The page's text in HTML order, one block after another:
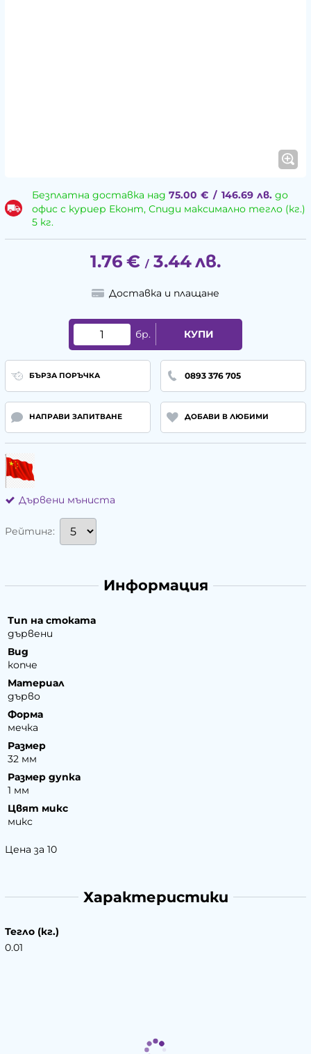
Безплатна доставка над 75.00 € / 146.69 лв.до
офис с куриер Еконт, Спиди максимално тегло (кг.)
5 кг.
1.76 € / 3.44лв.
Доставка и плащане
бр. КУПИ
БЪРЗА ПОРЪЧКА 0893 376 705
НАПРАВИ ЗАПИТВАНЕ ДОБАВИ В ЛЮБИМИ
Дървени мъниста
Рейтинг:
Информация
Тип на стоката
дървени
Вид
копче
Материал
дърво
Форма
мечка
Размер
32 мм
Размер дупка
1 мм
Цвят микс
микс
Цена за 10
Характеристики
Тегло (кг.)
0.01